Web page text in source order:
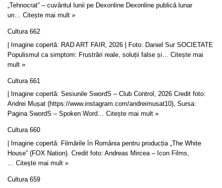
„Tehnocrat” – cuvântul lunii pe Dexonline Dexonline publică lunar
un… Citește mai mult »
Cultura 662
| Imagine copertă: RAD ART FAIR, 2026 | Foto: Daniel Sur SOCIETATE
Populismul ca simptom: Frustrări reale, soluții false și… Citește mai
mult »
Cultura 661
| Imagine copertă: Sesiunile SwordS – Club Control, 2026 Credit foto:
Andrei Mușat (https://www.instagram.com/andreimusat10), Sursa:
Pagina SwordS – Spoken Word… Citește mai mult »
Cultura 660
| Imagine copertă: Filmările în România pentru producția „The White
House” (FOX Nation). Credit foto: Andreas Mircea – Icon Films,
Citește mai mult »
Cultura 659